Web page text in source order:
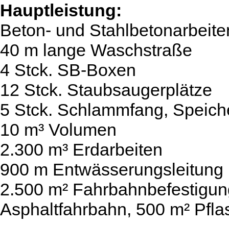
Hauptleistung:
Beton- und
40 m lange Waschstraße
4 Stck. SB-Boxen
12 Stck. Staubsaugerplätze
5 Stck. Schlammfang,
10 m³ Volumen
2.300 m³ Erdarbeiten
900 m Entwässerungsleitung
2.500 m²
Asphaltfahrbahn, 500 m²